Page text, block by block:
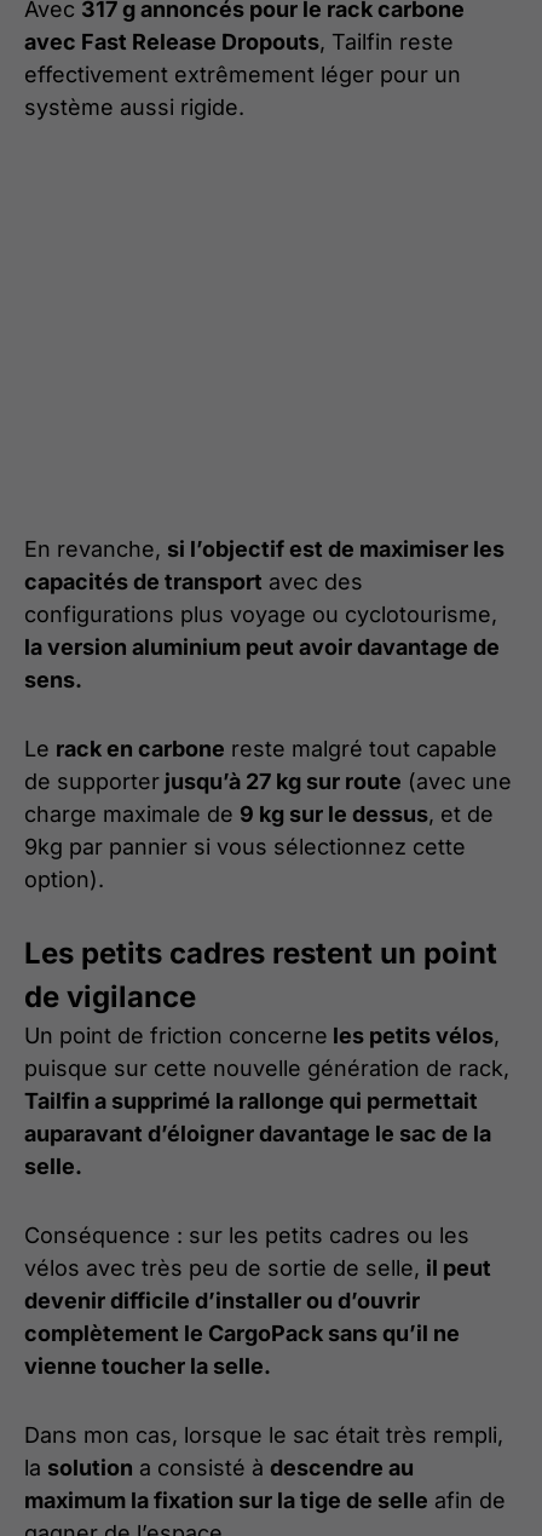
Avec 317 g annoncés pour le rack carbone
avec Fast Release Dropouts, Tailfin reste
effectivement extrêmement léger pour un
système aussi rigide.
En revanche, si l’objectif est de maximiser les
capacités de transport avec des
configurations plus voyage ou cyclotourisme,
la version aluminium peut avoir davantage de
sens.
Le rack en carbone reste malgré tout capable
de supporter jusqu’à 27 kg sur route (avec une
charge maximale de 9 kg sur le dessus, et de
9kg par pannier si vous sélectionnez cette
option).
Les petits cadres restent un point
de vigilance
Un point de friction concerne les petits vélos,
puisque sur cette nouvelle génération de rack,
Tailfin a supprimé la rallonge qui permettait
auparavant d’éloigner davantage le sac de la
selle.
Conséquence : sur les petits cadres ou les
vélos avec très peu de sortie de selle, il peut
devenir difficile d’installer ou d’ouvrir
complètement le CargoPack sans qu’il ne
vienne toucher la selle.
Dans mon cas, lorsque le sac était très rempli,
la solution a consisté à descendre au
maximum la fixation sur la tige de selle afin de